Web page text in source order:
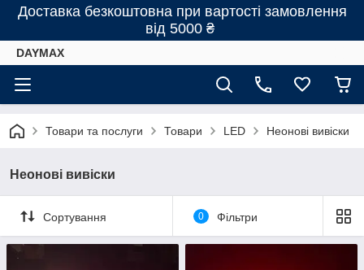
Доставка безкоштовна при вартості замовлення
від 5000 ₴
DAYMAX
Товари та послуги Товари LED Неонові вивіски
Неонові вивіски
Сортування 0 Фільтри